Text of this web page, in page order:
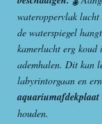
wateroppervlak
de waterspiegel
kamerlucht erg koud
ademhalen. Dit kan
labyrintorgaan en
aquariumafdekplaat
houden.